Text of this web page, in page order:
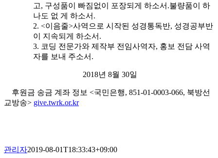
고, 구성품이 빠짐없이 포장되게 하소서.불량품이 하
나도 없 게 하소서.
2. <이음줄>사역으로 시작된 성경통독반, 성경공부반
이 지속되게 하소서.
3. 코딩 전문가와 제작부 전임사역자, 홍보 전담 사역
자를 보내 주소서.
2018년 8월 30일
후원금 송금 계좌 정보 <국민은행, 851-01-0003-066, 북방선
교방송> give.twrk.or.kr
관리자2019-08-01T18:33:43+09:00